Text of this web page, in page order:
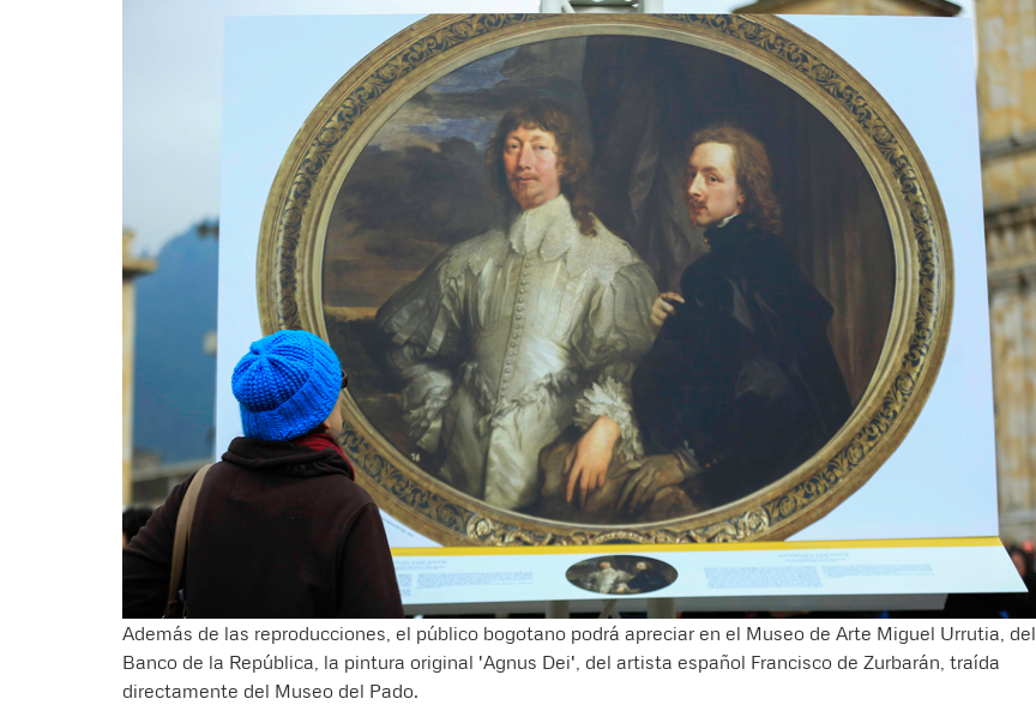
Además de las reproducciones, el público bogotano podrá apreciar en el Museo de Arte Miguel Urrutia, del
Banco de la República, la pintura original 'Agnus Dei', del artista español Francisco de Zurbarán, traída
directamente del Museo del Pado.